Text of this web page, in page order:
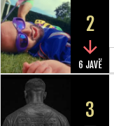
2
6 JAVË
3